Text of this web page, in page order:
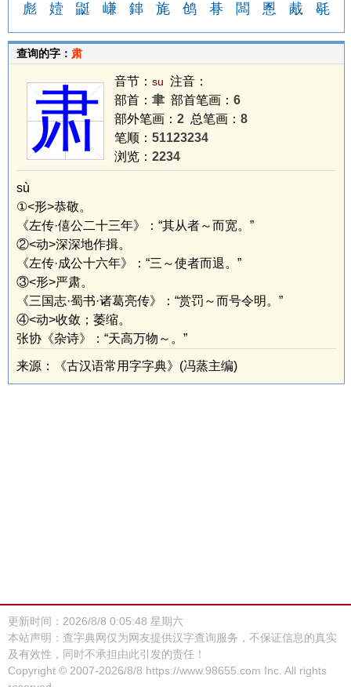
彪
嬄 鼮 嵰 鋛 旄 鸧 朞 闆 慁 胾 毼
查询的字： 肃
肃 音节： su 注音：
部首： 聿 部首笔画： 6
部外笔画： 2 总笔画： 8
笔顺： 51123234
浏览： 2234
sù
①<形>恭敬。
《左传·僖公二十三年》：“其从者～而宽。”
②<动>深深地作揖。
《左传·成公十六年》：“三～使者而退。”
③<形>严肃。
《三国志·蜀书·诸葛亮传》：“赏罚～而号令明。”
④<动>收敛；萎缩。
张协《杂诗》：“天高万物～。”
来源：《古汉语常用字字典》(冯蒸主编)
更新时间：2026/8/8 0:05:48 星期六
本站声明：查字典网仅为网友提供汉字查询服务，不保证信息的真实
及有效性，同时不承担由此引发的责任！
Copyright © 2007-2026/8/8 https://www.98655.com Inc. All rights